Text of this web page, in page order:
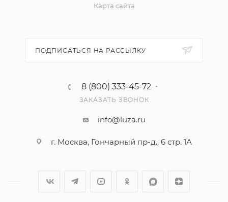
Карта сайта
ПОДПИСАТЬСЯ НА РАССЫЛКУ
8 (800) 333-45-72
ЗАКАЗАТЬ ЗВОНОК
info@luza.ru
г. Москва, Гончарный пр-д., 6 стр. 1А